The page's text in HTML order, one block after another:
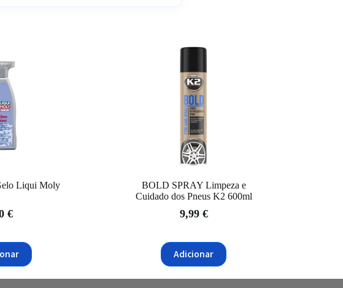
Liqui Moly
€
BOLD SPRAY Limpeza e
Cuidado dos Pneus K2 600ml
9,99 €
Adicionar